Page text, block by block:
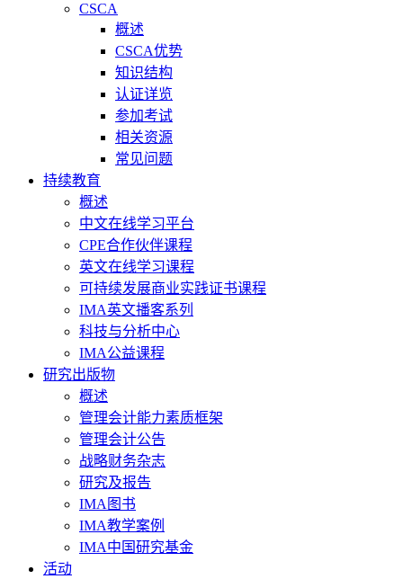
CSCA
概述
CSCA优势
知识结构
认证详览
参加考试
相关资源
常见问题
持续教育
概述
中文在线学习平台
CPE合作伙伴课程
英文在线学习课程
可持续发展商业实践证书课程
IMA英文播客系列
科技与分析中心
IMA公益课程
研究出版物
概述
管理会计能力素质框架
管理会计公告
战略财务杂志
研究及报告
IMA图书
IMA教学案例
IMA中国研究基金
活动